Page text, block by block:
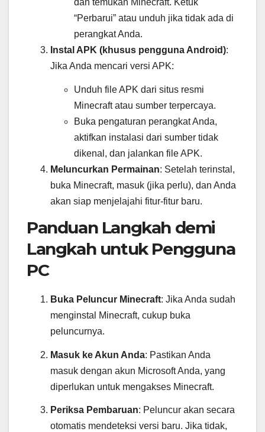
dan temukan Minecraft. Ketuk
“Perbarui” atau unduh jika tidak ada di
perangkat Anda.
Instal APK (khusus pengguna Android):
Jika Anda mencari versi APK:
Unduh file APK dari situs resmi
Minecraft atau sumber terpercaya.
Buka pengaturan perangkat Anda,
aktifkan instalasi dari sumber tidak
dikenal, dan jalankan file APK.
Meluncurkan Permainan: Setelah terinstal,
buka Minecraft, masuk (jika perlu), dan Anda
akan siap menjelajahi fitur-fitur baru.
Panduan Langkah demi
Langkah untuk Pengguna
PC
Buka Peluncur Minecraft: Jika Anda sudah
menginstal Minecraft, cukup buka
peluncurnya.
Masuk ke Akun Anda: Pastikan Anda
masuk dengan akun Microsoft Anda, yang
diperlukan untuk mengakses Minecraft.
Periksa Pembaruan: Peluncur akan secara
otomatis mendeteksi versi baru. Jika tidak,